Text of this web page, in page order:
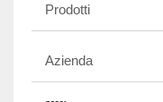
Prodotti
Azienda